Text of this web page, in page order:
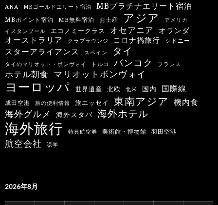
ANA MBゴールドエリート宿泊 MBプラチナエリート宿泊
MBポイント宿泊 MB無料宿泊 お土産 アジア アメリカ
イスタンブール エコノミークラス オセアニア オランダ
オーストラリア クラブラウンジ コロナ禍旅行 シドニー
スターアライアンス スペイン タイ
タイのマリオット・ボンヴォイ トルコ バンコク フランス
ホテル朝食 マリオットボンヴォイ
ヨーロッパ 世界遺産 北欧 北米 国内 国際線
成田空港 旅の便利情報 旅エッセイ 東南アジア 機内食
海外グルメ 海外スタバ 海外ホテル
海外旅行 特典航空券 美術館・博物館 羽田空港
航空会社 語学
2026年8月